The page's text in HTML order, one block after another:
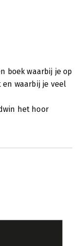
boek waarbij je op
waarbij je veel
het hoor